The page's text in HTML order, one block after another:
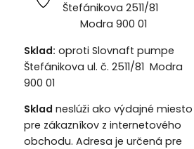
Štefánikova 2511/81
Modra 900 01
Sklad: oproti Slovnaft pumpe
Štefánikova ul. č. 2511/81 Modra
900 01
Sklad neslúži ako výdajné miesto
pre zákazníkov z internetového
obchodu. Adresa je určená pre